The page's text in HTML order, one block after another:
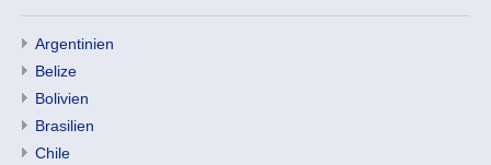
Argentinien
Belize
Bolivien
Brasilien
Chile